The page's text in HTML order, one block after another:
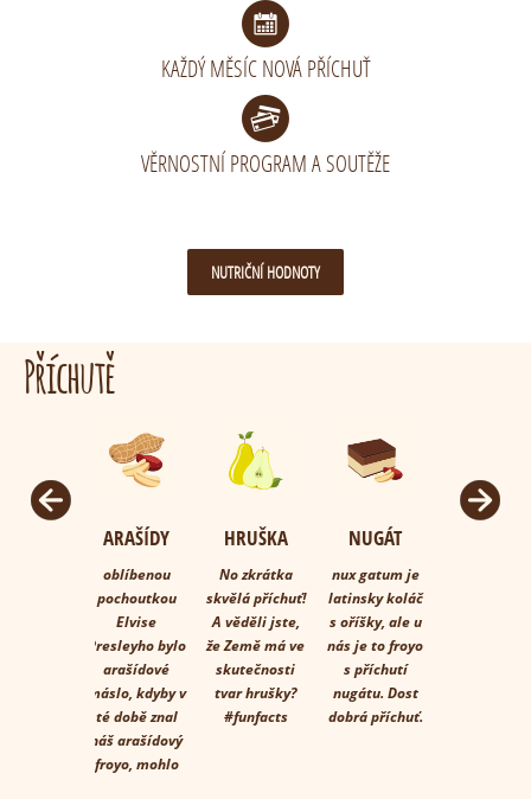
KAŽDÝ MĚSÍC NOVÁ PŘÍCHUŤ
VĚRNOSTNÍ PROGRAM A SOUTĚŽE
NUTRIČNÍ HODNOTY
Příchutě
ARAŠÍDY
oblíbenou
pochoutkou
Elvise
Presleyho bylo
arašídové
máslo, kdyby v
té době znal
náš arašídový
froyo, mohlo
HRUŠKA
No zkrátka
skvělá příchuť!
A věděli jste,
že Země má ve
skutečnosti
tvar hrušky?
#funfacts
NUGÁT
nux gatum je
latinsky koláč
s oříšky, ale u
nás je to froyo
s příchutí
nugátu. Dost
dobrá příchuť.